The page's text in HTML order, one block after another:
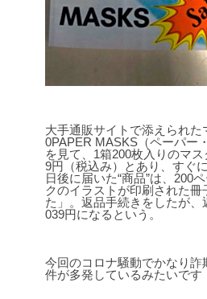
大手通販サイトで添えられた
0PAPER MASKS（ペーパー
を見て、1箱200枚入りのマ
9円（税込み）とあり、すぐ
日後に届いた“商品”は、200
クのイラストが印刷された冊
た」。返品手続きをしたが、
039円になるという。
今回のコロナ騒動でかなり詐
件が多発しているみたいです